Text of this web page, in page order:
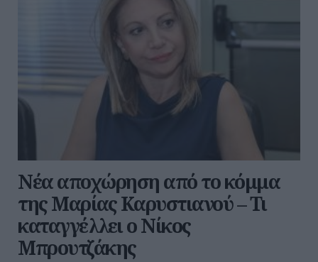
Νέα αποχώρηση από το κόμμα
της Μαρίας Καρυστιανού – Τι
καταγγέλλει ο Νίκος
Μπρουτζάκης